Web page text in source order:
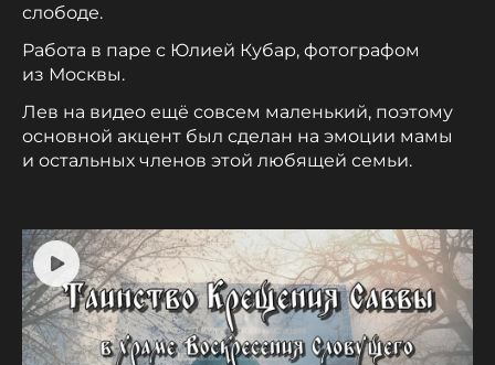
слободе.
Работа в паре с Юлией Кубар, фотографом
из Москвы.
Лев на видео ещё совсем маленький, поэтому
основной акцент был сделан на эмоции мамы
и остальных членов этой любящей семьи.